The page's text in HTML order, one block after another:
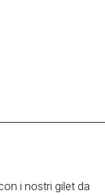
i nostri gilet da